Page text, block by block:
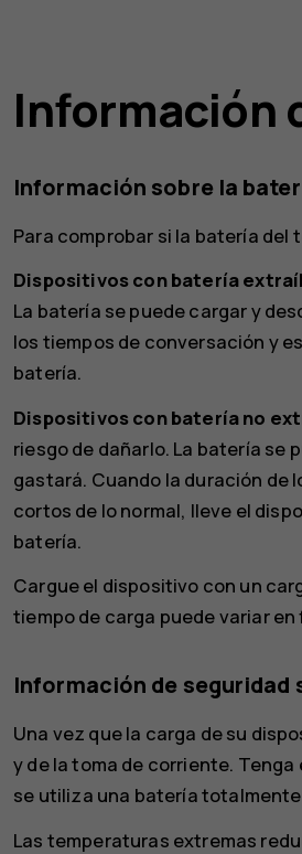
Información
Información sobre la
Para comprobar si la batería
Dispositivos con batería
La batería se puede cargar y
los tiempos de conversación y
batería.
Dispositivos con batería no
riesgo de dañarlo. La batería se
gastará. Cuando la duración de
cortos de lo normal, lleve el
batería.
Cargue el dispositivo con un
tiempo de carga puede variar
Información de seguridad
Una vez que la carga de su
y de la toma de corriente.
se utiliza una batería
Las temperaturas extremas